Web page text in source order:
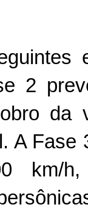
2
da
A Fase
km/